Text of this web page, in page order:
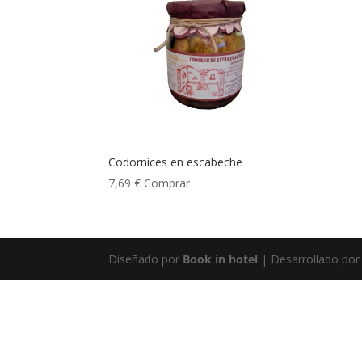
Codornices en escabeche
7,69€ Comprar
Diseñado por Book in hotel | Desarrollado por